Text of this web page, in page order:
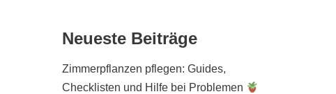
Neueste Beiträge
Zimmerpflanzen pflegen: Guides,
Checklisten und Hilfe bei Problemen